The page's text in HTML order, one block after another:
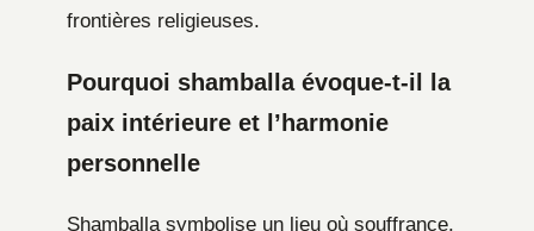
frontières religieuses.
Pourquoi shamballa évoque-t-il la
paix intérieure et l’harmonie
personnelle
Shamballa symbolise un lieu où souffrance,